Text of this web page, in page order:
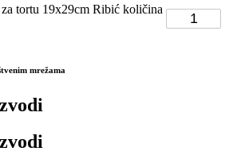
tortu 19x29cm Ribić količina
mrežama